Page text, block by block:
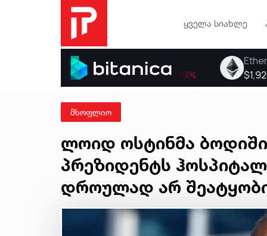
ყველა სიახლე
მსოფლიო
ლოიდ ოსტინმა
პრეზიდენტს
დროულად არ